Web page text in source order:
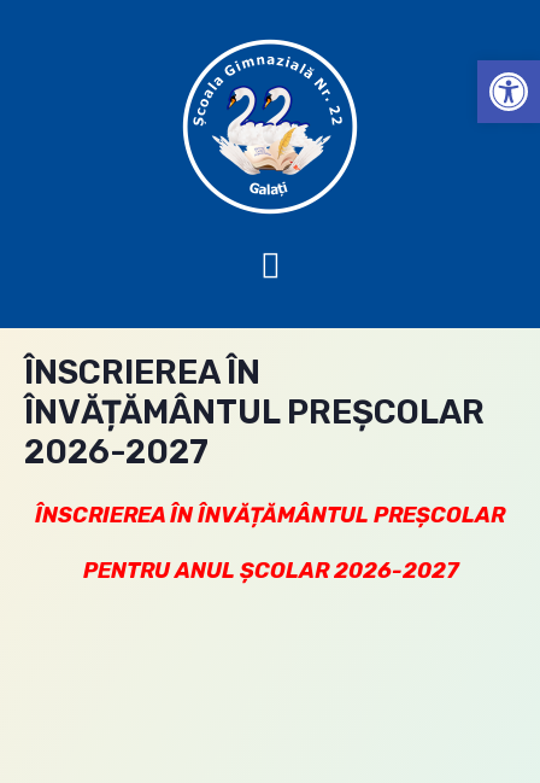
ÎNSCRIEREA ÎN
ÎNVĂȚĂMÂNTUL PREȘCOLAR
2026-2027
ÎNSCRIEREA ÎN ÎNVĂȚĂMÂNTUL PREȘCOLAR
PENTRU ANUL ȘCOLAR 2026-2027